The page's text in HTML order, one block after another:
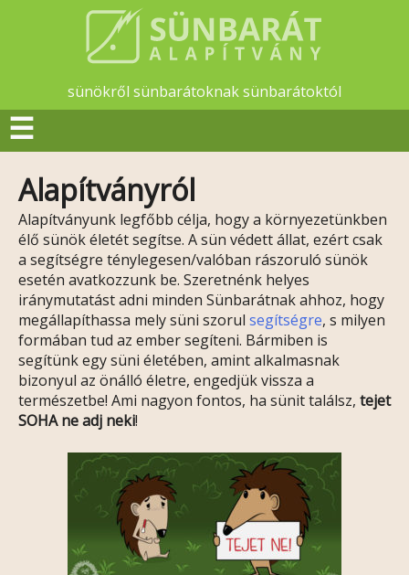
sünökről sünbarátoknak sünbarátoktól
☰
Alapítványról
Alapítványunk legfőbb célja, hogy a környezetünkben
élő sünök életét segítse. A sün védett állat, ezért csak
a segítségre ténylegesen/valóban rászoruló sünök
esetén avatkozzunk be. Szeretnénk helyes
iránymutatást adni minden Sünbarátnak ahhoz, hogy
megállapíthassa mely süni szorul segítségre, s milyen
formában tud az ember segíteni. Bármiben is
segítünk egy süni életében, amint alkalmasnak
bizonyul az önálló életre, engedjük vissza a
természetbe! Ami nagyon fontos, ha sünit találsz, tejet
SOHA ne adj neki!